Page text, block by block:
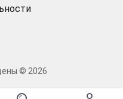
мелодию звонка.
на звонок, которые
© 2026